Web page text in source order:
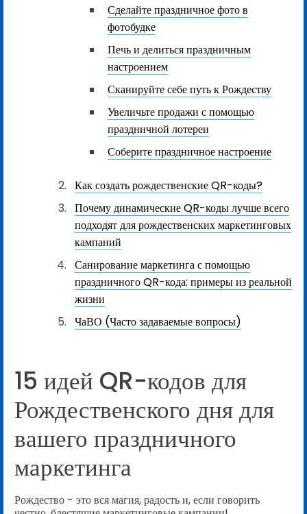
Сделайте праздничное фото в
фотобудке
Печь и делиться праздничным
настроением
Сканируйте себе путь к Рождеству
Увеличьте продажи с помощью
праздничной лотереи
Соберите праздничное настроение
Как создать рождественские QR-коды?
Почему динамические QR-коды лучше всего
подходят для рождественских маркетинговых
кампаний
Санирование маркетинга с помощью
праздничного QR-кода: примеры из реальной
жизни
ЧаВО (Часто задаваемые вопросы)
15 идей QR-кодов для
Рождественского дня для
вашего праздничного
маркетинга
Рождество - это вся магия, радость и, если говорить